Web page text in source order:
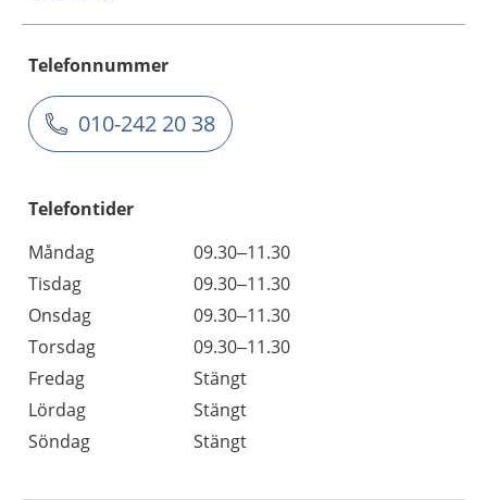
Telefonnummer
010-242 20 38
Telefontider
Måndag
09.30–11.30
Tisdag
09.30–11.30
Onsdag
09.30–11.30
Torsdag
09.30–11.30
Fredag
Stängt
Lördag
Stängt
Söndag
Stängt